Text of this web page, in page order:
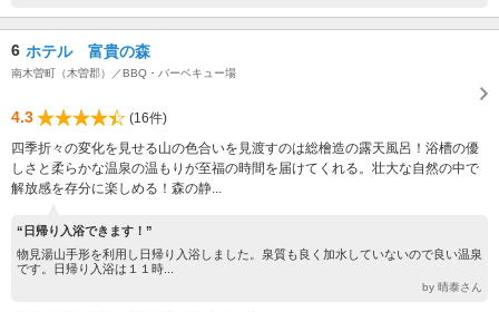
6 ホテル 富貴の森
南木曽町（木曽郡）／BBQ・バーベキュー場
4.3
(16件)
四季折々の変化を見せる山の色合いを見渡すのは総檜造の露天風呂！浴槽の優
しさと柔らかな温泉の温もりが至福の時間を届けてくれる。壮大な自然の中で
解放感を存分に楽しめる！森の静...
“日帰り入浴できます！”
物見湯山手形を利用し日帰り入浴しました。泉質も良く加水していないので良い温泉
です。日帰り入浴は１１時...
by 晴泰さん